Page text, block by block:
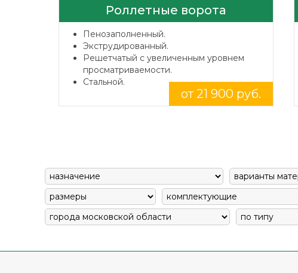
Роллетные ворота
Пенозаполненный.
Экструдированный.
Решетчатый с увеличенным уровнем
просматриваемости.
Стальной.
от 21 900 руб.